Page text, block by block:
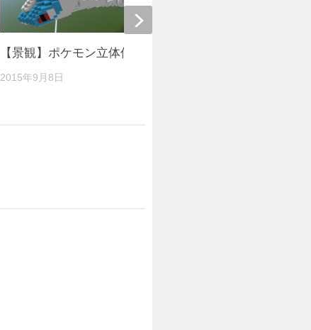
【景観】ポケモン立体像５２体
2015年9月8日